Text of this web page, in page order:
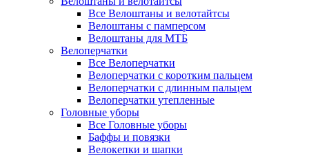
Все Велоштаны и велотайтсы
Велоштаны с памперсом
Велоштаны для МТБ
Велоперчатки
Все Велоперчатки
Велоперчатки с коротким пальцем
Велоперчатки с длинным пальцем
Велоперчатки утепленные
Головные уборы
Все Головные уборы
Баффы и повязки
Велокепки и шапки